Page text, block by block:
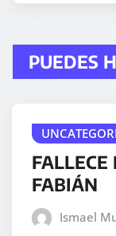
PUEDES
FALLECE
FABIÁN
Ismael